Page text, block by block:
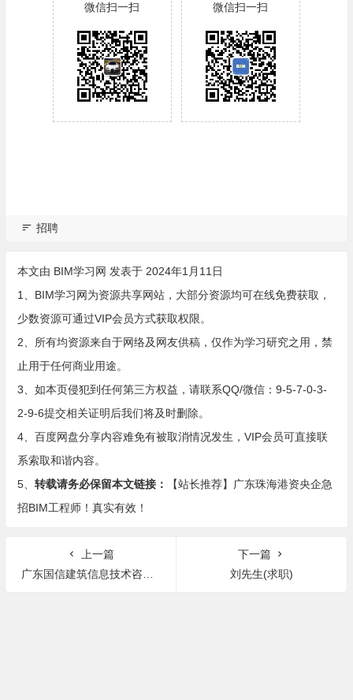
微信扫一扫
微信扫一扫
招聘
本文由 BIM学习网 发表于 2024年1月11日
1、BIM学习网为资源共享网站，大部分资源均可在线免费获取，
少数资源可通过VIP会员方式获取权限。
2、所有均资源来自于网络及网友供稿，仅作为学习研究之用，禁
止用于任何商业用途。
3、如本页侵犯到任何第三方权益，请联系QQ/微信：9-5-7-0-3-
2-9-6提交相关证明后我们将及时删除。
4、百度网盘分享内容难免有被取消情况发生，VIP会员可直接联
系索取和谐内容。
5、 转载请务必保留本文链接：
【站长推荐】广东珠海港资央企急
招BIM工程师！真实有效！
上一篇
广东国信建筑信息技术咨询有限公司招聘建模工程师
下一篇
刘先生(求职)